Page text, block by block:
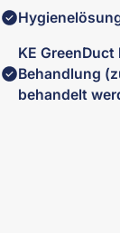
KE
Behandlung
behandelt